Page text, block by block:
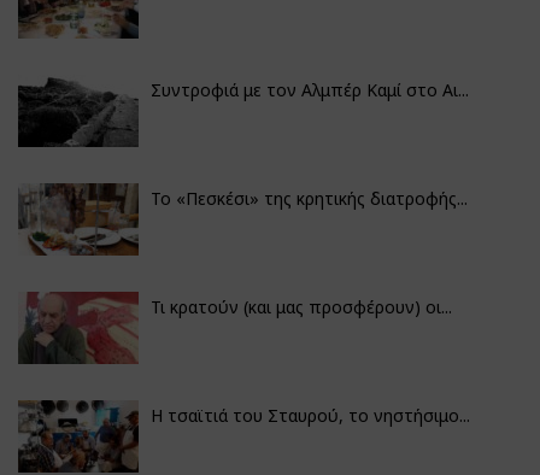
Συντροφιά με τον Αλμπέρ Καμί στο Αι...
Το «Πεσκέσι» της κρητικής διατροφής...
Τι κρατούν (και μας προσφέρουν) οι...
Η τσαϊτιά του Σταυρού, το νηστήσιμο...